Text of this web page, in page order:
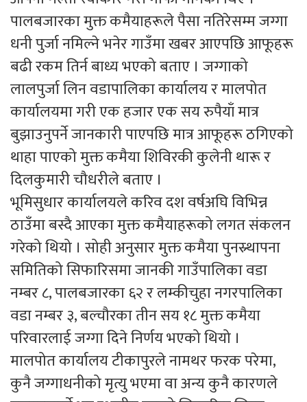
पालबजारका मुक्त कमैयाहरूले पैसा नतिरेसम्म जग्गा
धनी पुर्जा नमिल्ने भनेर गाउँमा खबर आएपछि आफूहरू
बढी रकम तिर्न बाध्य भएको बताए । जग्गाको
लालपुर्जा लिन वडापालिका कार्यालय र मालपोत
कार्यालयमा गरी एक हजार एक सय रुपैयाँ मात्र
बुझाउनुपर्ने जानकारी पाएपछि मात्र आफूहरू ठगिएको
थाहा पाएको मुक्त कमैया शिविरकी कुलेनी थारू र
दिलकुमारी चौधरीले बताए ।
भूमिसुधार कार्यालयले करिव दश वर्षअघि विभिन्न
ठाउँमा बस्दै आएका मुक्त कमैयाहरूको लगत संकलन
गरेको थियो । सोही अनुसार मुक्त कमैया पुनस्र्थापना
समितिको सिफारिसमा जानकी गाउँपालिका वडा
नम्बर ८, पालबजारका ६२ र लम्कीचुहा नगरपालिका
वडा नम्बर ३, बल्चौरका तीन सय १८ मुक्त कमैया
परिवारलाई जग्गा दिने निर्णय भएको थियो ।
मालपोत कार्यालय टीकापुरले नामथर फरक परेमा,
कुनै जग्गाधनीको मृत्यु भएमा वा अन्य कुनै कारणले